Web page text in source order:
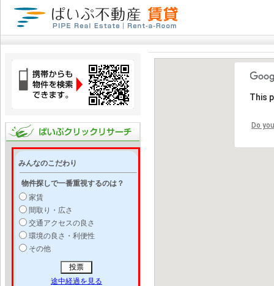
みんなのこだわり
物件探しで一番重視するのは？
家賃
間取り・広さ
交通アクセスの良さ
環境の良さ・利便性
その他
途中経過を見る
This
Do